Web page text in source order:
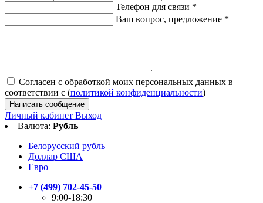
Телефон для связи *
Ваш вопрос, предложение *
Согласен с обработкой моих персональных данных в
соответствии с (политикой конфиденциальности)
Написать сообщение
Личный кабинет Выход
Валюта: Рубль
Белорусский рубль
Доллар США
Евро
+7 (499) 702-45-50
9:00-18:30